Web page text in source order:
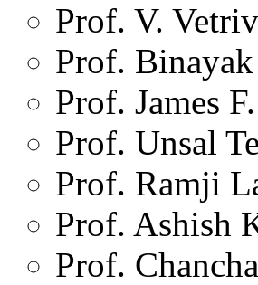
Prof. V.
Prof.
Prof. James
Prof. Unsal
Prof. Ramji
Prof. Ashish
Prof.